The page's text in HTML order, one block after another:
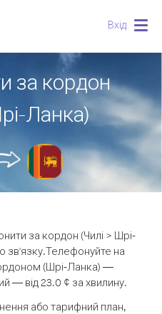
Вхід
за кордон
Ланка)
за кордон (Чилі > Шрі-
зв'язку.Телефонуйте на
(Шрі-Ланка) —
— від 23.0 ¢ за хвилину.
або тарифний план,